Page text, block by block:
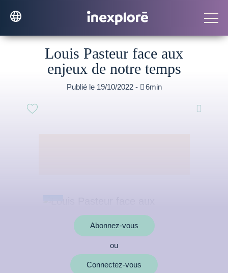
Louis Pasteur face aux
enjeux de notre temps
Publié le 19/10/2022 - 6min

Abonnez-vous
ou
Connectez-vous